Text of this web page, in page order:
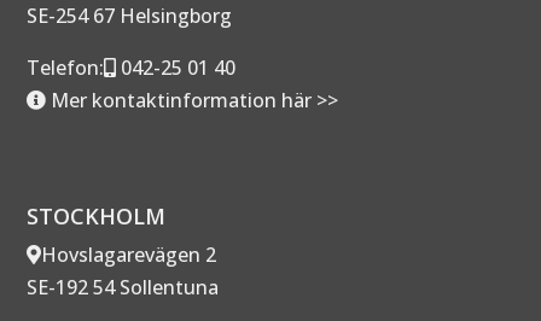
SE-254 67 Helsingborg
Telefon:
042-25 01 40
Mer kontaktinformation här >>
STOCKHOLM
Hovslagarevägen 2
SE-192 54 Sollentuna